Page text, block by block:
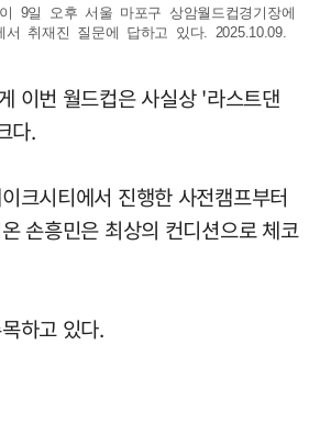
9일 오후 서울 마포구 상암월드컵경기장에
취재진 질문에 답하고 있다. 2025.10.09.
이번 월드컵은 사실상 '라스트댄
다.
크시티에서 진행한 사전캠프부터
손흥민은 최상의 컨디션으로 체코
하고 있다.